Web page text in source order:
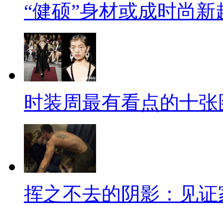
“健硕”身材或成时尚新
时装周最有看点的十张
挥之不去的阴影：见